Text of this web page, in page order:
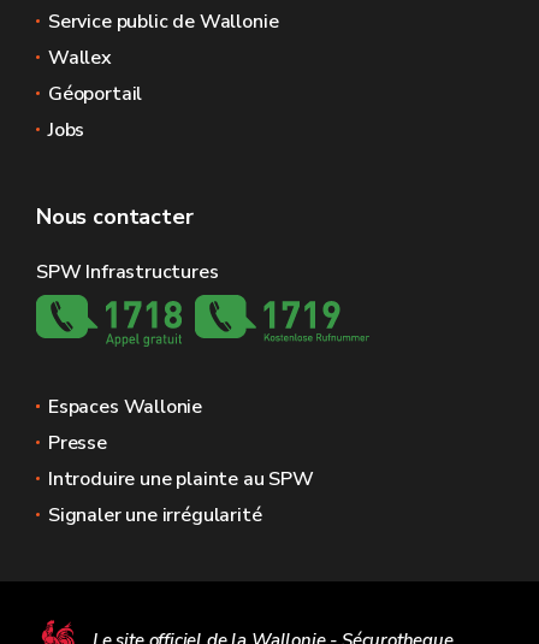
Service public de Wallonie
Wallex
Géoportail
Jobs
Nous contacter
SPW Infrastructures
Espaces Wallonie
Presse
Introduire une plainte au SPW
Signaler une irrégularité